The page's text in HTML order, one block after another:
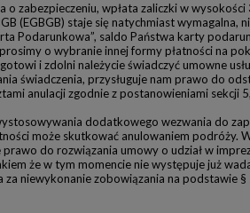
wpłata zaliczki w
(EGBGB) staje się natychmiast wymagalna,
Podarunkowa”, saldo Państwa karty
o wybranie innej formy płatności na
i zdolni należycie świadczyć umowne
świadczenia, przysługuje nam prawo do
anulacji zgodnie z postanowieniami sekcji
dodatkowego wezwania do
może skutkować anulowaniem podróży.
do rozwiązania umowy o udział w
że w tym momencie nie występuje już
niewykonanie zobowiązania na podstawie